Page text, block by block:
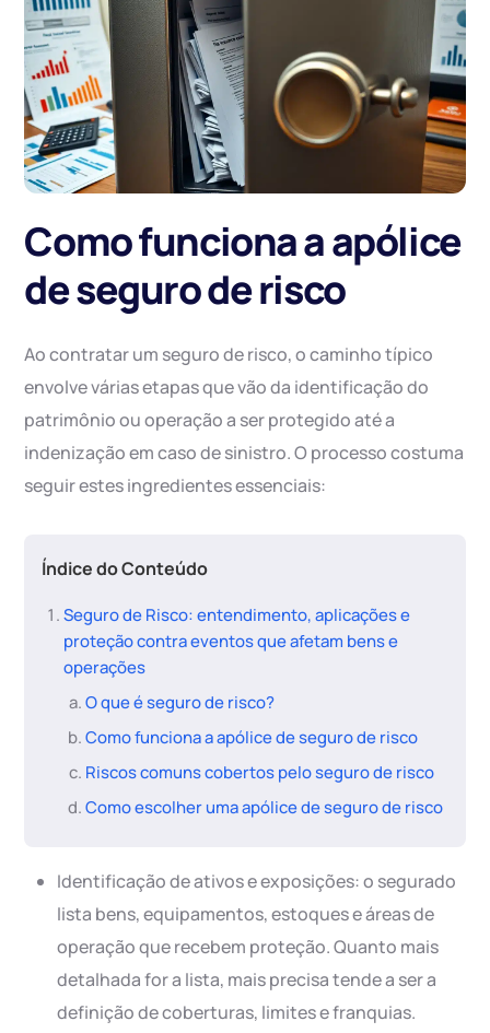
Como funciona a apólice
de seguro de risco
Ao contratar um seguro de risco, o caminho típico
envolve várias etapas que vão da identificação do
patrimônio ou operação a ser protegido até a
indenização em caso de sinistro. O processo costuma
seguir estes ingredientes essenciais:
Índice do Conteúdo
Seguro de Risco: entendimento, aplicações e
proteção contra eventos que afetam bens e
operações
O que é seguro de risco?
Como funciona a apólice de seguro de risco
Riscos comuns cobertos pelo seguro de risco
Como escolher uma apólice de seguro de risco
Identificação de ativos e exposições: o segurado
lista bens, equipamentos, estoques e áreas de
operação que recebem proteção. Quanto mais
detalhada for a lista, mais precisa tende a ser a
definição de coberturas, limites e franquias.